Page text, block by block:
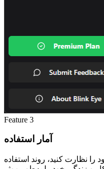
Feature 3
آمار استفاده
را نظارت کنید، روند استفاده